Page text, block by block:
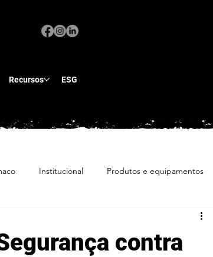
Recursos ESG
Institucional Produtos e equipamentos
contra